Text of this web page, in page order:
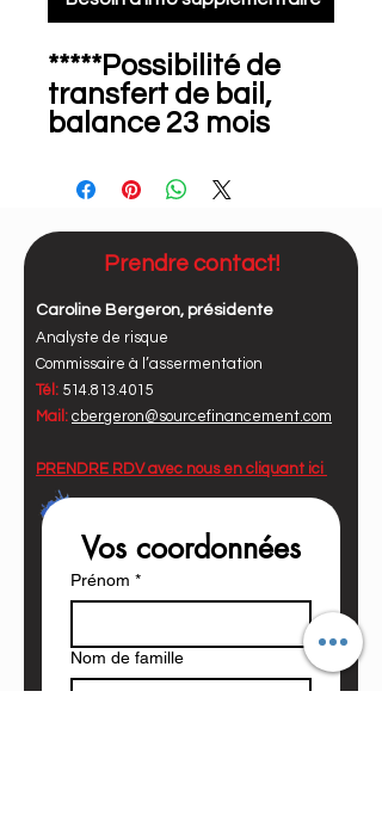
*****Possibilité de
transfert de bail,
balance 23 mois
CONTACTEZ:
Philippe au 819-808-
9706Prendre contact!
Caroline Bergeron, présidente
Analyste de risque
Commissaire à l’assermentation
Tél: 514.813.4015
Mail: cbergeron@sourcefinancement.com
PRENDRE RDV avec nous en cliquant ici
Vos coordonnées
Prénom *
Nom de famille